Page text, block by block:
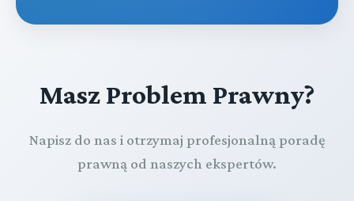
Masz Problem Prawny?
Napisz do nas i otrzymaj profesjonalną poradę
prawną od naszych ekspertów.